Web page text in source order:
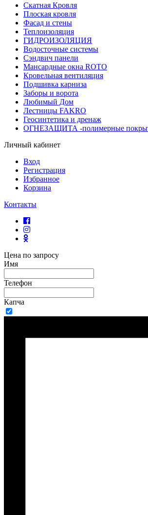
Скатная Кровля
Плоская кровля
Фасад и стены
Теплоизоляция
ГИДРОИЗОЛЯЦИЯ
Водосточные системы
Сэндвич панели
Мансардные окна ROTO
Кровельная вентиляция
Подшивка карниза
Заборы и ворота
Любимый Дом
Лестницы FAKRO
Геосинтетика и дренаж
ОГНЕЗАЩИТА -полимерные
Личный кабинет
Вход
Регистрация
Избранное
Корзина
Контакты
Цена по запросу
Имя
Телефон
Капча